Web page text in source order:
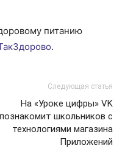
питанию
.
Следующая статья
На «Уроке цифры» VK
познакомит школьников с
технологиями магазина
Приложений